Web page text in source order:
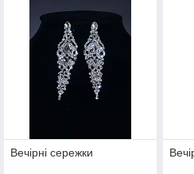
Вечірні сережки